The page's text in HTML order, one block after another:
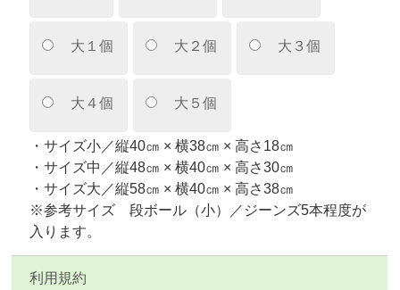
大１個 大２個 大３個
大４個 大５個
・サイズ小／縦40㎝ × 横38㎝ × 高さ18㎝
・サイズ中／縦48㎝ × 横40㎝ × 高さ30㎝
・サイズ大／縦58㎝ × 横40㎝ × 高さ38㎝
※参考サイズ 段ボール（小）／ジーンズ5本程度が
入ります。
利用規約